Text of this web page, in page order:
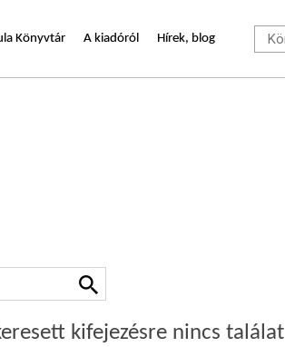
Könyvtár A kiadóról Hírek, blog
kifejezésre nincs találat